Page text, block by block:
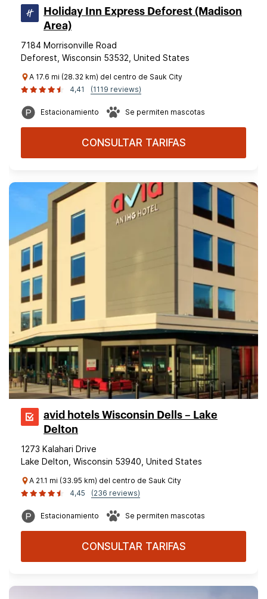
Holiday Inn Express Deforest (Madison
Area)
7184 Morrisonville Road
Deforest, Wisconsin 53532, United States
A 17.6 mi (28.32 km) del centro de Sauk City
4,41
(1119 reviews)
Estacionamiento Se permiten mascotas
CONSULTAR TARIFAS
avid hotels Wisconsin Dells – Lake
Delton
1273 Kalahari Drive
Lake Delton, Wisconsin 53940, United States
A 21.1 mi (33.95 km) del centro de Sauk City
4,45
(236 reviews)
Estacionamiento Se permiten mascotas
CONSULTAR TARIFAS